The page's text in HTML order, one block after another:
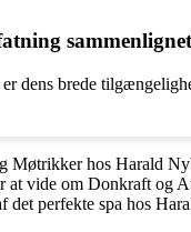
dens brede
Møtrikker hos Harald
at vide om Donkraft og
det perfekte spa hos